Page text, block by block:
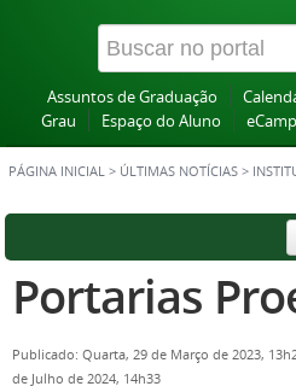
Assuntos de Graduação
Grau
Espaço do Aluno
PÁGINA INICIAL > ÚLTIMAS NOTÍCIAS >
Portarias
Publicado: Quarta, 29 de Março de 2023,
de Julho de 2024, 14h33